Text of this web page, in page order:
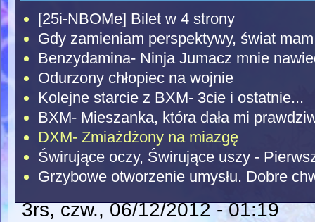
[25i-NBOMe] Bilet w 4 strony
Gdy zamieniam perspektywy, świat
Benzydamina- Ninja Jumacz mnie
Odurzony chłopiec na wojnie
Kolejne starcie z BXM- 3cie i ostatnie...
BXM- Mieszanka, która dała mi
DXM- Zmiażdżony na miazgę
Świrujące oczy, Świrujące uszy -
Grzybowe otworzenie umysłu. Dobre
3rs, czw., 06/12/2012 - 01:19